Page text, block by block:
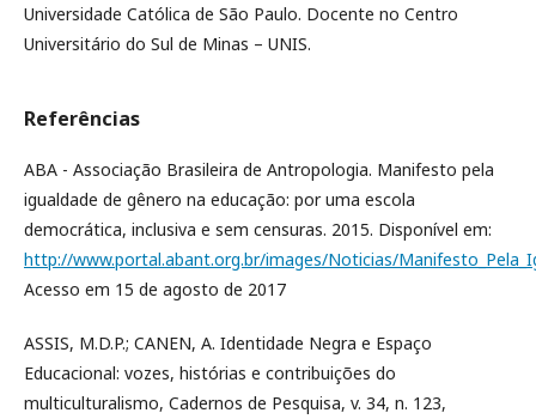
Universidade Católica de São Paulo. Docente no Centro
Universitário do Sul de Minas – UNIS.
Referências
ABA - Associação Brasileira de Antropologia. Manifesto pela
igualdade de gênero na educação: por uma escola
democrática, inclusiva e sem censuras. 2015. Disponível em:
http://www.portal.abant.org.br/images/Noticias/
Acesso em 15 de agosto de 2017
ASSIS, M.D.P.; CANEN, A. Identidade Negra e Espaço
Educacional: vozes, histórias e contribuições do
multiculturalismo, Cadernos de Pesquisa, v. 34, n. 123,